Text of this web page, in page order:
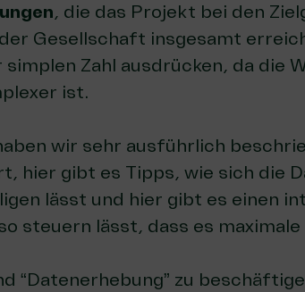
, die das Projekt bei den
Gesellschaft insgesamt
Zahl ausdrücken, da die
ist.
wir sehr ausführlich
, hier gibt es Tipps, wie sich die
lässt und hier gibt es einen
steuern lässt, dass es
“Datenerhebung” zu